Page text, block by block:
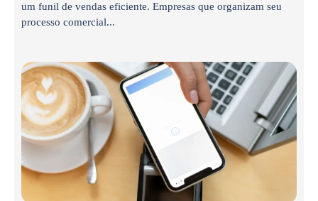
um funil de vendas eficiente. Empresas que organizam seu
processo comercial...